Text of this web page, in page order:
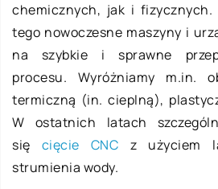
chemicznych, jak i fizycznych.
tego nowoczesne maszyny i
na szybkie i sprawne
procesu. Wyróżniamy m.in.
termiczną (in. cieplną),
W ostatnich latach
się cięcie CNC z użyciem
strumienia wody.